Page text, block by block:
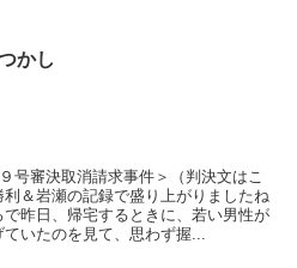
かし
号審決取消請求事件＞（判決文はこ
＆岩瀬の記録で盛り上がりましたね
日、帰宅するときに、若い男性が
いたのを見て、思わず握...